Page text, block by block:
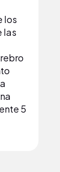
los
las
5